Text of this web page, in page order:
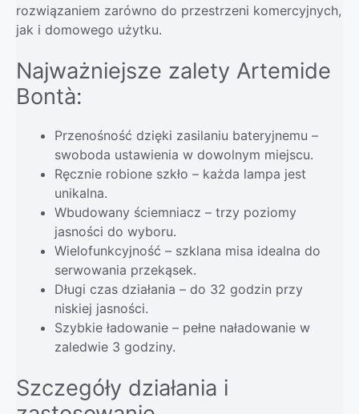
rozwiązaniem zarówno do przestrzeni komercyjnych,
jak i domowego użytku.
Najważniejsze zalety Artemide
Bontà:
Przenośność dzięki zasilaniu bateryjnemu –
swoboda ustawienia w dowolnym miejscu.
Ręcznie robione szkło – każda lampa jest
unikalna.
Wbudowany ściemniacz – trzy poziomy
jasności do wyboru.
Wielofunkcyjność – szklana misa idealna do
serwowania przekąsek.
Długi czas działania – do 32 godzin przy
niskiej jasności.
Szybkie ładowanie – pełne naładowanie w
zaledwie 3 godziny.
Szczegóły działania i